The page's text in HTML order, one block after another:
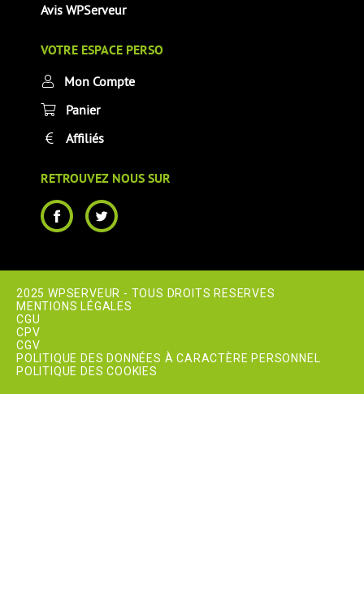
Avis WPServeur
VOTRE ESPACE PERSO
Mon Compte
Panier
Affiliés
RETROUVEZ NOUS SUR
2025 WPSERVEUR - TOUS DROITS RESERVES
MENTIONS LÉGALES
CGU
CPV
CGV
POLITIQUE DES DONNÉES À CARACTÈRE PERSONNEL
POLITIQUE DES COOKIES